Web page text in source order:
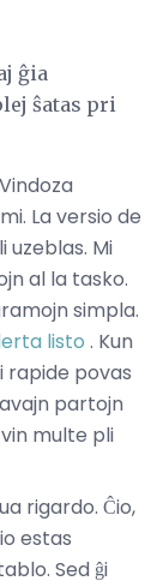
ĝia
ŝatas pri
La versio de
uzeblas. Mi
al la tasko.
simpla.
listo . Kun
rapide povas
partojn
multe pli
rigardo. Ĉio,
estas
Sed ĝi